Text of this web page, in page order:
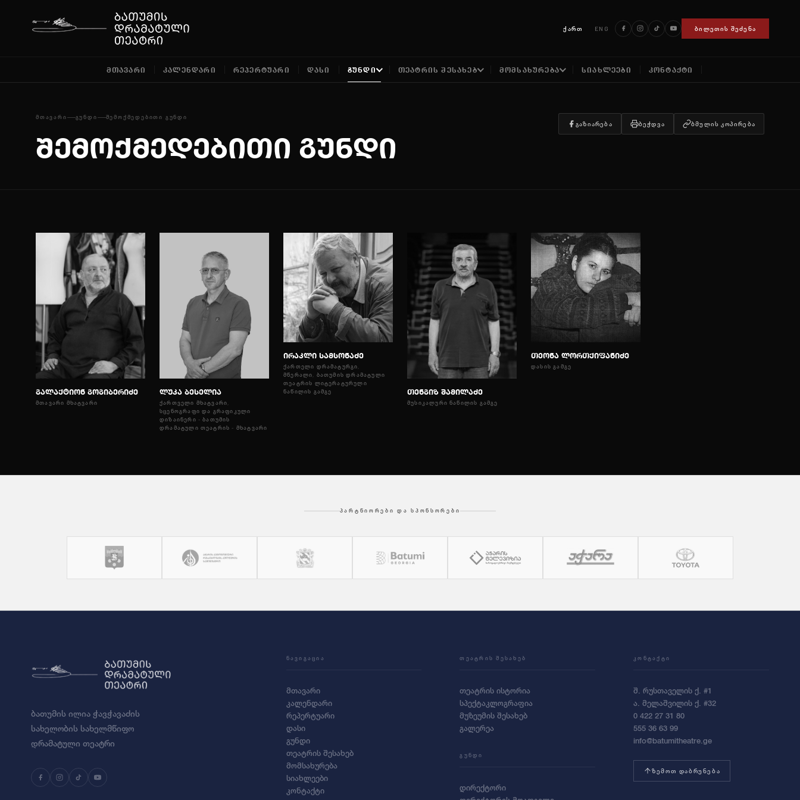
ქართ ENG ᲑᲘᲚᲔᲗᲘᲡ ᲨᲔᲫᲔᲜᲐ
ᲛᲗᲐᲕᲐᲠᲘ ᲙᲐᲚᲔᲜᲓᲐᲠᲘ ᲠᲔᲞᲔᲠᲢᲣᲐᲠᲘ ᲓᲐᲡᲘ ᲒᲣᲜᲓᲘ ᲗᲔᲐᲢᲠᲘᲡ ᲨᲔᲡᲐᲮᲔᲑ ᲛᲝᲛᲡᲐᲮᲣᲠᲔᲑᲐ ᲡᲘᲐᲮᲚᲔᲔᲑᲘ ᲙᲝᲜᲢᲐᲥᲢᲘ
ᲛᲗᲐᲕᲐᲠᲘ ᲒᲣᲜᲓᲘ ᲨᲔᲛᲝᲥᲛᲔᲓᲔᲑᲘᲗᲘ ᲒᲣᲜᲓᲘ
შემოქმედებითი გუნდი
ᲒᲐᲖᲘᲐᲠᲔᲑᲐ ᲑᲔᲭᲓᲕᲐ ᲑᲛᲣᲚᲘᲡ ᲙᲝᲞᲘᲠᲔᲑᲐ
გალაქტიონ გოგიბერიძე
ᲛᲗᲐᲕᲐᲠᲘ ᲛᲮᲐᲢᲕᲐᲠᲘ
ლუკა ბესელია
ᲥᲐᲠᲗᲕᲔᲚᲘ ᲛᲮᲐᲢᲕᲐᲠᲘ,
ᲡᲪᲔᲜᲝᲒᲠᲐᲤᲘ ᲓᲐ ᲒᲠᲐᲤᲘᲙᲣᲚᲘ
ᲓᲘᲖᲐᲘᲜᲔᲠᲘ - ᲑᲐᲗᲣᲛᲘᲡ
ᲓᲠᲐᲛᲐᲢᲣᲚᲘ ᲗᲔᲐᲢᲠᲘᲡ - ᲛᲮᲐᲢᲕᲐᲠᲘ
ირაკლი სამსონაძე
ᲥᲐᲠᲗᲔᲚᲘ ᲓᲠᲐᲛᲐᲢᲣᲠᲒᲘ,
ᲛᲬᲔᲠᲐᲚᲘ, ᲑᲐᲗᲣᲛᲘᲡ ᲓᲠᲐᲛᲐᲢᲣᲚᲘ
ᲗᲔᲐᲢᲠᲘᲡ ᲚᲘᲢᲔᲠᲐᲢᲣᲠᲣᲚᲘ
ᲜᲐᲬᲘᲚᲘᲡ ᲒᲐᲛᲒᲔ
თენგიზ შამილაძე
ᲛᲣᲡᲘᲙᲐᲚᲣᲠᲘ ᲜᲐᲬᲘᲚᲘᲡ ᲒᲐᲛᲒᲔ
თეონა ლორთქიფანიძე
ᲓᲐᲡᲘᲡ ᲒᲐᲛᲒᲔ
ᲞᲐᲠᲢᲜᲘᲝᲠᲔᲑᲘ ᲓᲐ ᲡᲞᲝᲜᲡᲝᲠᲔᲑᲘ
ბათუმის ილია ჭავჭავაძის
სახელობის სახელმწიფო
დრამატული თეატრი
ᲜᲐᲕᲘᲒᲐᲪᲘᲐ
მთავარი
კალენდარი
რეპერტუარი
დასი
გუნდი
თეატრის შესახებ
მომსახურება
სიახლეები
კონტაქტი
ᲗᲔᲐᲢᲠᲘᲡ ᲨᲔᲡᲐᲮᲔᲑ
თეატრის ისტორია
სპექტაკლოგრაფია
მუზეუმის შესახებ
გალერეა
ᲒᲣᲜᲓᲘ
დირექტორი
ᲙᲝᲜᲢᲐᲥᲢᲘ
შ. რუსთაველის ქ. #1
ა. მელაშვილის ქ. #32
0 422 27 31 80
555 36 63 99
info@batumitheatre.ge
ᲖᲔᲛᲝᲗ ᲓᲐᲑᲠᲣᲜᲔᲑᲐ